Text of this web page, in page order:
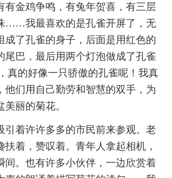
有金鸡争鸣，有兔年贺喜，有三层
……我最喜欢的是孔雀开屏了，无
成了孔雀的身子，后面是用红色的
尾巴，最后用两个灯泡做成了孔雀
真的好像一只骄傲的孔雀呢！我真
他们用自己勤劳和智慧的双手，为
丽的菊花。
引着许许多多的市民前来参观。老
扶着，赞叹着。青年人拿起相机，
间。也有许多小伙伴，一边欣赏着